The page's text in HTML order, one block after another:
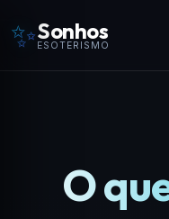
✨Sonhos
ESOTERISMO
O